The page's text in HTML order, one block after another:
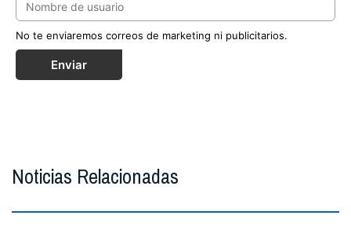
No te enviaremos correos de marketing ni publicitarios.
Enviar
Noticias Relacionadas